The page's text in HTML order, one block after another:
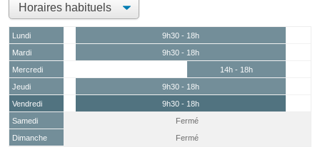
Lundi
9h30 - 18h
Mardi
9h30 - 18h
Mercredi
14h - 18h
Jeudi
9h30 - 18h
Vendredi
9h30 - 18h
Samedi
Fermé
Dimanche
Fermé